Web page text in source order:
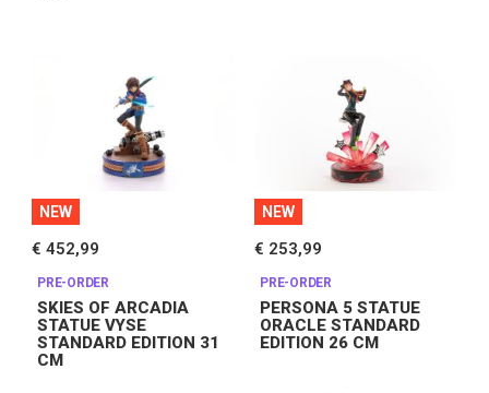
NEW
SKIES OF ARCADIA
STATUE VYSE
STANDARD EDITION 31
CM
€ 452,99
PRE-ORDER
NEW
PERSONA 5 STATUE
ORACLE STANDARD
EDITION 26 CM
€ 253,99
PRE-ORDER